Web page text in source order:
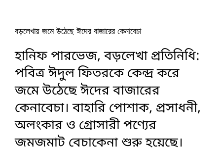
বড়লেখায় জমে উঠেছে ঈদের বাজারের কেনাবেচা
হানিফ পারভেজ, বড়লেখা প্রতিনিধি:
পবিত্র ঈদুল ফিতরকে কেন্দ্র করে
জমে উঠেছে ঈদের বাজারের
কেনাবেচা। বাহারি পোশাক, প্রসাধনী,
অলংকার ও গ্রোসারী পণ্যের
জমজমাট বেচাকেনা শুরু হয়েছে।